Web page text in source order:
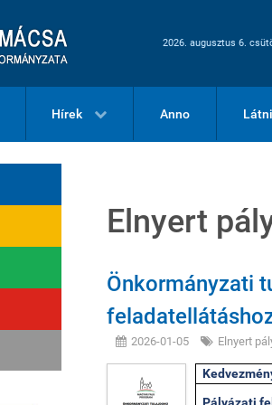
2026. augusztus 6.
Hírek Anno
Elnyert
Önkormányzati
2026-01-05 Elnyert